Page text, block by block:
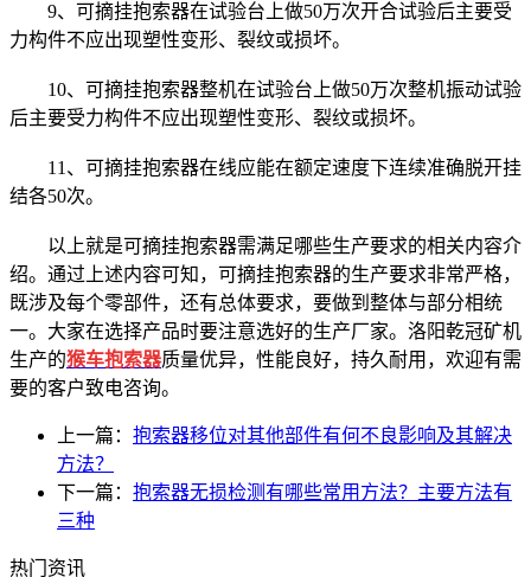
9、可摘挂抱索器在试验台上做50万次开合试验后主要受
力构件不应出现塑性变形、裂纹或损坏。
10、可摘挂抱索器整机在试验台上做50万次整机振动试验
后主要受力构件不应出现塑性变形、裂纹或损坏。
11、可摘挂抱索器在线应能在额定速度下连续准确脱开挂
结各50次。
以上就是可摘挂抱索器需满足哪些生产要求的相关内容介
绍。通过上述内容可知，可摘挂抱索器的生产要求非常严格，
既涉及每个零部件，还有总体要求，要做到整体与部分相统
一。大家在选择产品时要注意选好的生产厂家。洛阳乾冠矿机
生产的猴车抱索器质量优异，性能良好，持久耐用，欢迎有需
要的客户致电咨询。
上一篇： 抱索器移位对其他部件有何不良影响及其解决
方法？
下一篇： 抱索器无损检测有哪些常用方法？主要方法有
三种
热门资讯